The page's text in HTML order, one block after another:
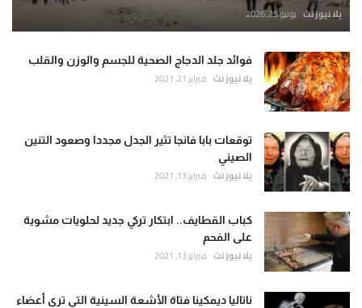
يلا نيوز نت يونيو 25, 2026
فوائد جلد الدجاج الصحية للجسم والوزن والقلب
يلا نيوز نت فبراير 21, 2021
توقعات بابا فانجا تثير الجدل مجددا وصعود التنين
الصيني
يلا نيوز نت فبراير 13, 2021
كباب القطايف.. ابتكار تركي جديد لحلويات مشوية
على الفحم
يلا نيوز نت فبراير 13, 2021
ناتاليا ديمكينا فتاة الأشعة السينية التي ترى أعضاء